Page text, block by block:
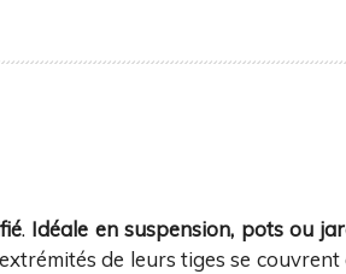
. Idéale en suspension, pots ou
de leurs tiges se